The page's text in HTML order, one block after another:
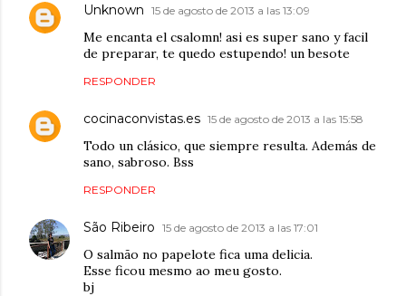
Unknown 15 de agosto de 2013 a las 13:09
Me encanta el csalomn! asi es super sano y facil
de preparar, te quedo estupendo! un besote
RESPONDER
cocinaconvistas.es 15 de agosto de 2013 a las 15:58
Todo un clásico, que siempre resulta. Además de
sano, sabroso. Bss
RESPONDER
São Ribeiro 15 de agosto de 2013 a las 17:01
O salmão no papelote fica uma delicia.
Esse ficou mesmo ao meu gosto.
bj